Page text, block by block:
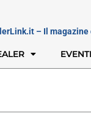
– Il
EVENTI